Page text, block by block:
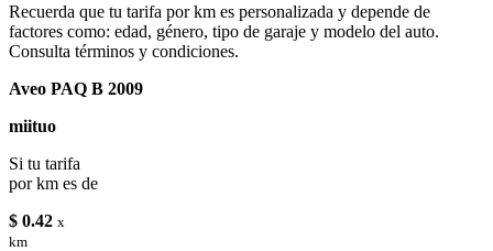
Recuerda que tu tarifa por km es personalizada y depende de
factores como: edad, género, tipo de garaje y modelo del auto.
Consulta términos y condiciones.
Aveo PAQ B 2009
miituo
Si tu tarifa
por km es de
$ 0.42 x
km